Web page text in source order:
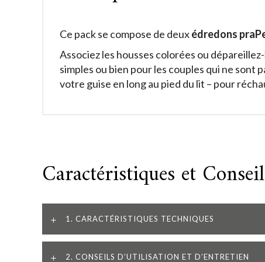
Ce pack se compose de deuxédredons
Associez les housses colorées ou
simples ou bien pour les couples qui ne sont
votre guise en long au pied du lit – pour
Caractéristiques et
1. CARACTÉRISTIQUES TECHNIQUES
2. CONSEILS D’UTILISATION ET D’ENTRETIEN